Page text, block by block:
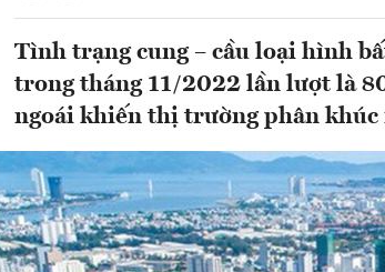
Tình trạng cung – cầu loại hình
trong tháng 11/2022 lần lượt là
ngoái khiến thị trường phân